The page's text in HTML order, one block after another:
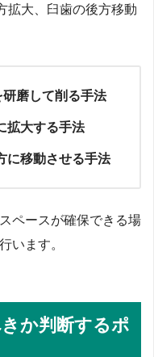
拡大、臼歯の後方移動
研磨して削る手法
拡大する手法
に移動させる手法
ペースが確保できる場
います。
か判断するポ